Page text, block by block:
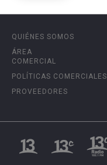
QUIÉNES SOMOS
ÁREA
COMERCIAL
POLÍTICAS COMERCIALES
PROVEEDORES